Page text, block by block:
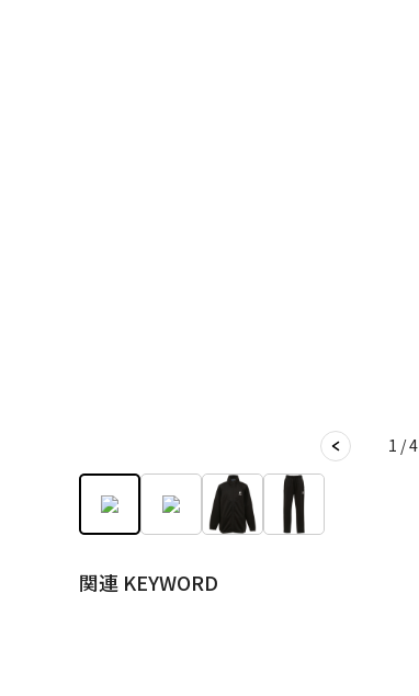
1 / 4
関連 KEYWORD